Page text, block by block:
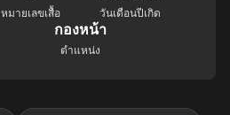
หมายเลขเสื้อ วันเดือนปีเกิด
กองหน้า
ตำแหน่ง